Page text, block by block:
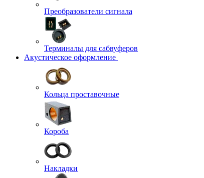
Преобразователи сигнала
Терминалы для сабвуферов
Акустическое оформление
Кольца проставочные
Короба
Накладки